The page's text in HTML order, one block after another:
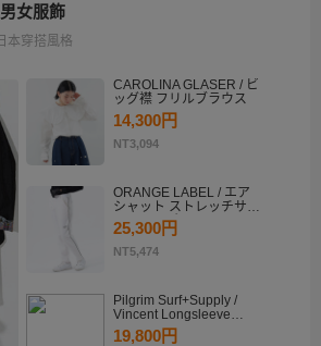
女服飾
本穿搭風格
CAROLINA GLASER / ビ
ッグ襟 フリルブラウス
14,300円
NT3,094
ORANGE LABEL / エア
シャット ストレッチサイ
ドラインパンツ
25,300円
NT5,474
Pilgrim Surf+Supply /
Vincent Longsleeve
Shirt
19,800円